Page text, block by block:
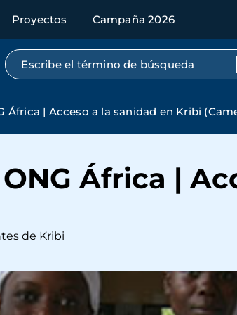
Proyectos Campaña 2026
Búsqueda por texto completo
África | Acceso a la sanidad en Kribi
África |
de Kribi